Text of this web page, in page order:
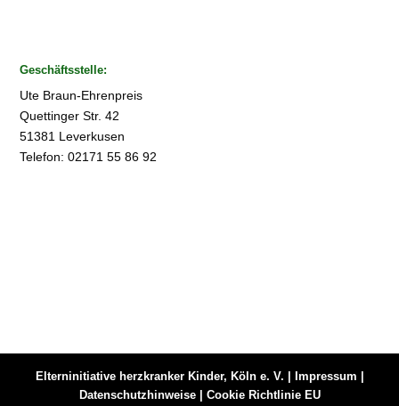
Geschäftsstelle:
Ute Braun-Ehrenpreis
Quettinger Str. 42
51381 Leverkusen
Telefon: 02171 55 86 92
Elterninitiative herzkranker Kinder, Köln e. V. | Impressum
Datenschutzhinweise| Cookie Richtlinie EU